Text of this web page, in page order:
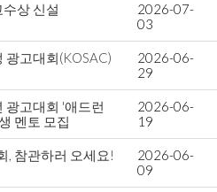
상 신설
2026-07-
03
고대회(KOSAC)
2026-06-
29
광고대회 '애드런
멘토 모집
2026-06-
19
, 참관하러 오세요!
2026-06-
09